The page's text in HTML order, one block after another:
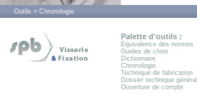
Outils > Chronologie
Palette d'outils :
Equivalence des normes
Guides de choix
Dictionnaire
Chronologie
Technique de fabrication
Dossier technique général
Ouverture de compte